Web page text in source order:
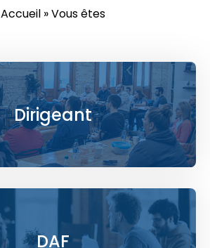
Accueil»Vous êtes
Dirigeant
DAF